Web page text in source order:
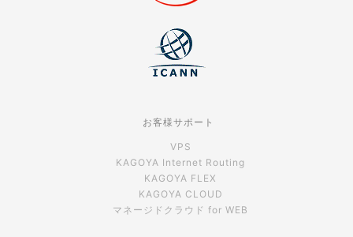
お客様サポート
VPS
KAGOYA Internet Routing
KAGOYA FLEX
KAGOYA CLOUD
マネージドクラウド for WEB